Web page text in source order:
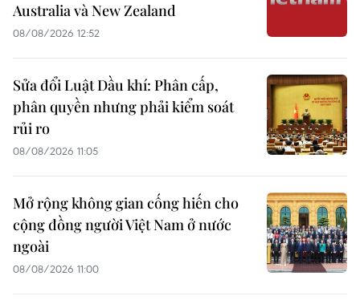
Australia và New Zealand
08/08/2026 12:52
Sửa đổi Luật Dầu khí: Phân cấp,
phân quyền nhưng phải kiểm soát
rủi ro
08/08/2026 11:05
Mở rộng không gian cống hiến cho
cộng đồng người Việt Nam ở nước
ngoài
08/08/2026 11:00